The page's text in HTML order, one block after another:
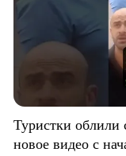
Туристки облили
новое видео с